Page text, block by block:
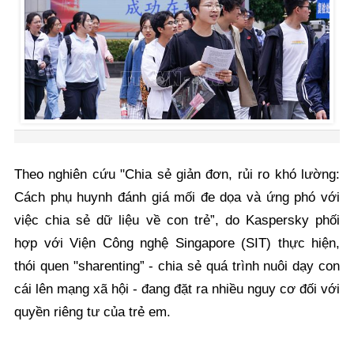
Theo nghiên cứu "Chia sẻ giản đơn, rủi ro khó lường:
Cách phụ huynh đánh giá mối đe dọa và ứng phó với
việc chia sẻ dữ liệu về con trẻ”, do Kaspersky phối
hợp với Viện Công nghệ Singapore (SIT) thực hiện,
thói quen "sharenting” - chia sẻ quá trình nuôi dạy con
cái lên mạng xã hội - đang đặt ra nhiều nguy cơ đối với
quyền riêng tư của trẻ em.